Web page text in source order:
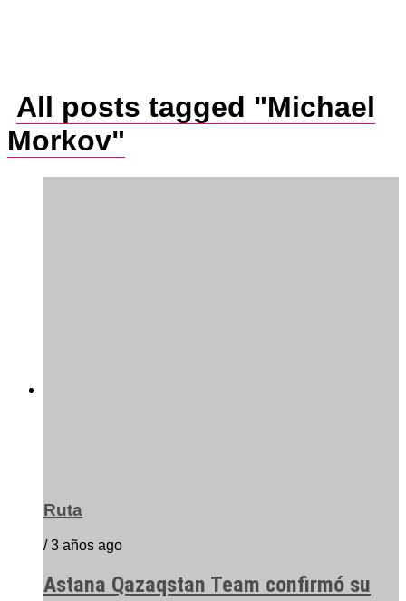
All posts tagged "Michael
Morkov"
Ruta
/ 3 años ago
Astana Qazaqstan Team confirmó su